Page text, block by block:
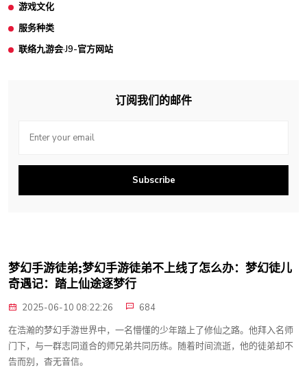
游戏文化
服务种类
联络九游会·J9-官方网站
订阅我们的邮件
Subscribe
梦幻手游徒弟;梦幻手游徒弟不上线了怎么办：梦幻徒儿
奇遇记：踏上仙途逐梦行
2025-06-10 08:22:26
684
在浩瀚的梦幻手游世界中，一名懵懂的少年踏上了修仙之路。他拜入名师
门下，与一群志同道合的师兄弟共同历练。随着时间流逝，他的徒弟却不
告而别，杳无音信。